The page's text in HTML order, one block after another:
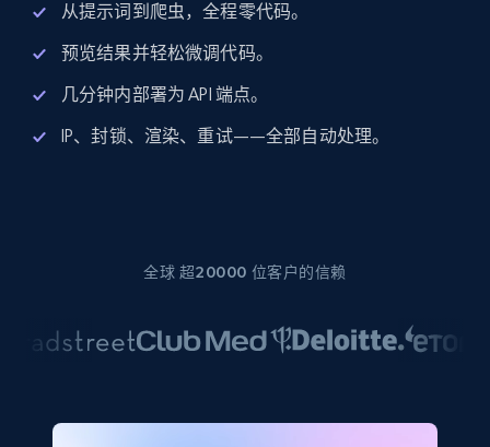
从提示词到爬虫，全程零代码。
预览结果并轻松微调代码。
几分钟内部署为 API 端点。
IP、封锁、渲染、重试——全部自动处理。
全球 超20000 位客户的信赖